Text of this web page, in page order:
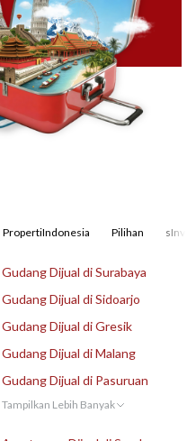
PropertiIndonesia Pilihan
Gudang Dijual di Surabaya
Gudang Dijual di Sidoarjo
Gudang Dijual di Gresik
Gudang Dijual di Malang
Gudang Dijual di Pasuruan
Tampilkan Lebih Banyak